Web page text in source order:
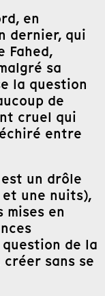
en
dernier, qui
Fahed,
sa
la question
de
cruel qui
entre
un drôle
une nuits),
en
de la
sans se